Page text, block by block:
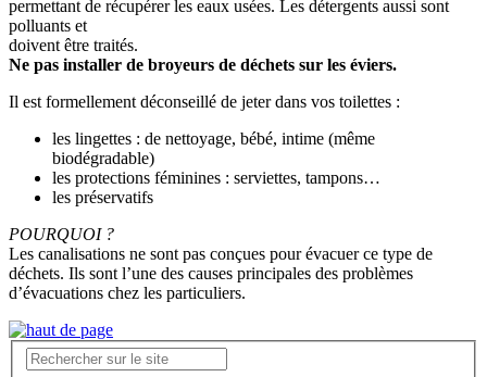
permettant de récupérer les eaux usées. Les détergents aussi sont
polluants et
doivent être traités.
Ne pas installer de broyeurs de déchets sur les éviers.
Il est formellement déconseillé de jeter dans vos toilettes :
les lingettes : de nettoyage, bébé, intime (même
biodégradable)
les protections féminines : serviettes, tampons…
les préservatifs
POURQUOI ?
Les canalisations ne sont pas conçues pour évacuer ce type de
déchets. Ils sont l’une des causes principales des problèmes
d’évacuations chez les particuliers.